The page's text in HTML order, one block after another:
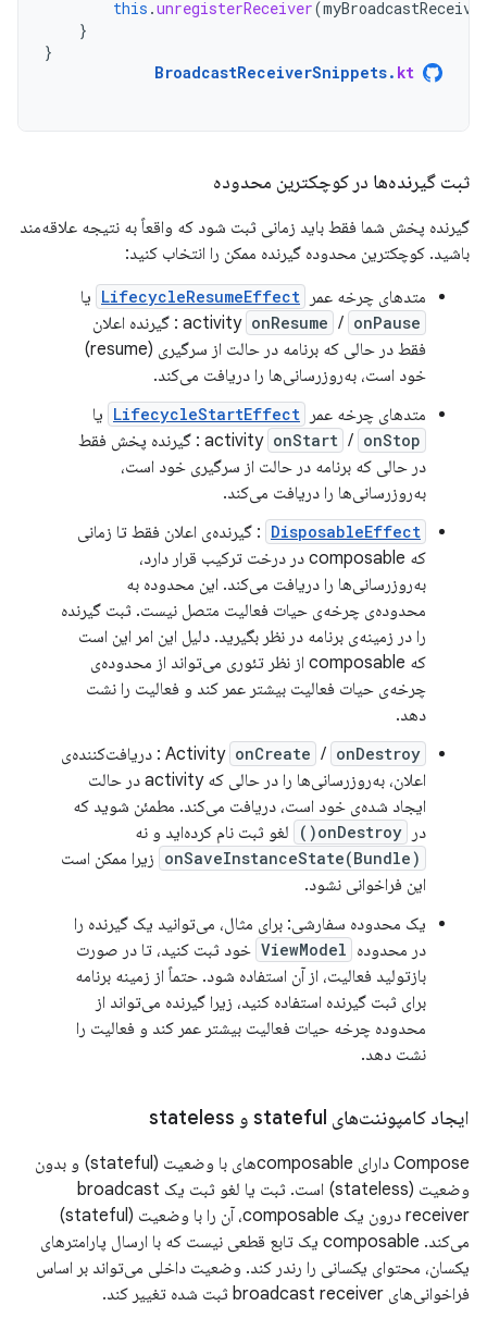
this .unregisterReceiver(
}
}
BroadcastReceiverSnippets. kt
ثبت گیرنده‌ها در کوچکترین محدوده
گیرنده پخش شما فقط باید زمانی ثبت شود که واقعاً به نتیجه علاقه‌مند
باشید. کوچکترین محدوده گیرنده ممکن را انتخاب کنید:
متدهای چرخه عمر
LifecycleResumeEffect یا
activity onResume / onPause
: گیرنده اعلان
فقط در حالی که برنامه در حالت از سرگیری (resume)
خود است، به‌روزرسانی‌ها را دریافت می‌کند.
متدهای چرخه عمر
LifecycleStartEffect یا
activity onStart / onStop
: گیرنده پخش فقط
در حالی که برنامه در حالت از سرگیری خود است،
به‌روزرسانی‌ها را دریافت می‌کند.
DisposableEffect : گیرنده‌ی اعلان فقط تا زمانی
که composable در درخت ترکیب قرار دارد،
به‌روزرسانی‌ها را دریافت می‌کند. این محدوده به
محدوده‌ی چرخه‌ی حیات فعالیت متصل نیست. ثبت گیرنده
را در زمینه‌ی برنامه در نظر بگیرید. دلیل این امر این است
که composable از نظر تئوری می‌تواند از محدوده‌ی
چرخه‌ی حیات فعالیت بیشتر عمر کند و فعالیت را نشت
دهد.
Activity onCreate / onDestroy
: دریافت‌کننده‌ی
اعلان، به‌روزرسانی‌ها را در حالی که activity در حالت
ایجاد شده‌ی خود است، دریافت می‌کند. مطمئن شوید که
در
onDestroy() لغو ثبت نام کرده‌اید و نه
onSaveInstanceState(Bundle) زیرا ممکن است
این فراخوانی نشود.
یک محدوده سفارشی: برای مثال، می‌توانید یک گیرنده را
در محدوده ViewModel خود ثبت کنید، تا در صورت
بازتولید فعالیت، از آن استفاده شود. حتماً از زمینه برنامه
برای ثبت گیرنده استفاده کنید، زیرا گیرنده می‌تواند از
محدوده چرخه حیات فعالیت بیشتر عمر کند و فعالیت را
نشت دهد.
ایجاد کامپوننت‌های stateful و stateless
Compose دارای composableهای با وضعیت (stateful) و بدون
وضعیت (stateless) است. ثبت یا لغو ثبت یک broadcast
receiver درون یک composable، آن را با وضعیت (stateful)
می‌کند. composable یک تابع قطعی نیست که با ارسال پارامترهای
یکسان، محتوای یکسانی را رندر کند. وضعیت داخلی می‌تواند بر اساس
فراخوانی‌های broadcast receiver ثبت شده تغییر کند.